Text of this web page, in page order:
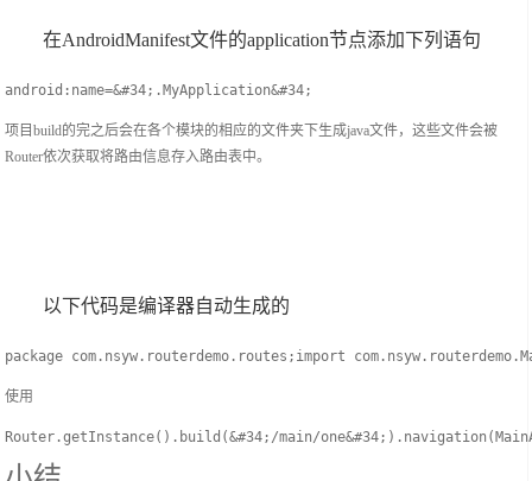
在AndroidManifest文件的application节点添加下列语句
android:name=&#34;.MyApplication&#34;
项目build的完之后会在各个模块的相应的文件夹下生成java文件，这些文件会被
Router依次获取将路由信息存入路由表中。
以下代码是编译器自动生成的
package com.nsyw.routerdemo.routes;import
使用
Router.getInstance().build(&#34;/main/